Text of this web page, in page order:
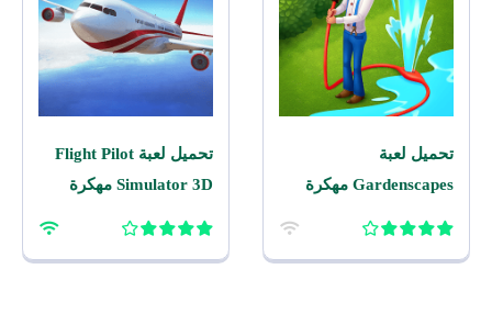
تحميل لعبة
Gardenscapes مهكرة
تحميل لعبة Flight Pilot
Simulator 3D مهكرة